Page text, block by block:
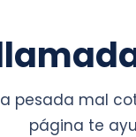
pesada mal
página te